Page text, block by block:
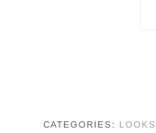
CATEGORIES: LOOKS